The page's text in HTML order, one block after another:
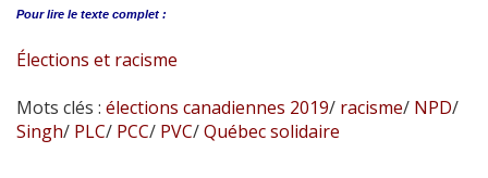
Pour lire le texte complet :
Élections et racisme
Mots clés : élections canadiennes 2019/ racisme/ NPD/
Singh/ PLC/ PCC/ PVC/Québec solidaire